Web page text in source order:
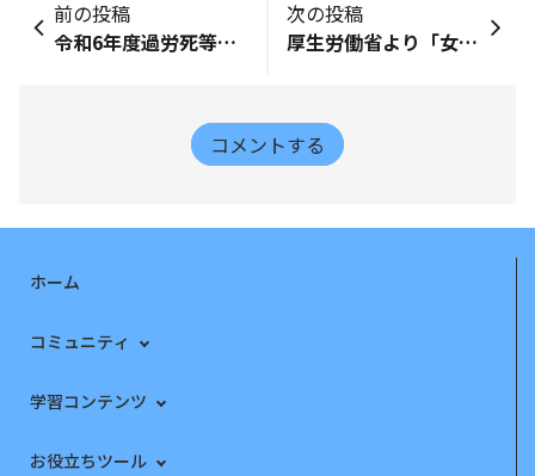
前の投稿
令和6年度過労死等の労災補償状況を解説｜精神障害の労災認定は過去最多
次の投稿
厚生労働省より「女性特有の健康課題に関する問診に係る健診機関実施マニュアル」が公表されました
コメントする
ホーム
コミュニティ
学習コンテンツ
お役立ちツール